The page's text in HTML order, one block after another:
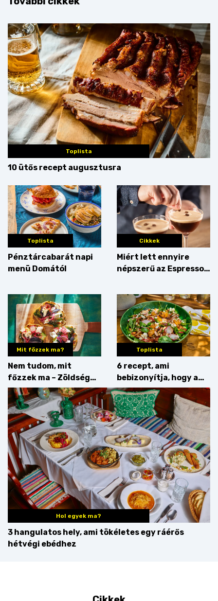
Toplista
10 ütős recept augusztusra
Toplista
Pénztárcabarát napi
menü Domától
Cikkek
Miért lett ennyire
népszerű az Espresso
érdemes enni mellé?
Mit főzzek ma?
Nem tudom, mit
főzzek ma – Zöldség
minden mennyiségben
Toplista
6 recept, ami
bebizonyítja, hogy a
barack húsok mellé is
zseniális
Hol egyek ma?
3 hangulatos hely, ami tökéletes egy ráérős
hétvégi ebédhez